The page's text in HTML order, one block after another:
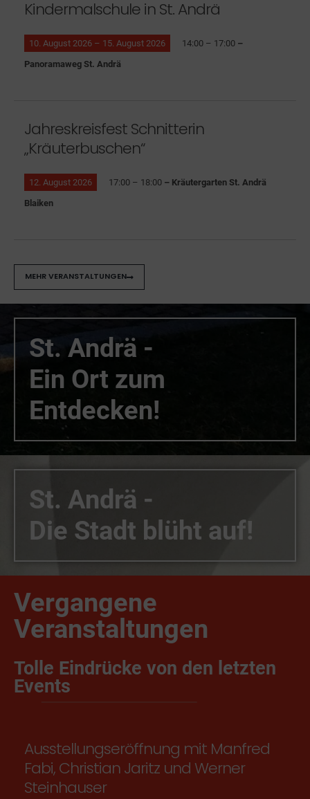
Kindermalschule in St. Andrä
10. August 2026 – 15. August 2026 14:00 – 17:00 –
Panoramaweg St. Andrä
Jahreskreisfest Schnitterin
„Kräuterbuschen“
12. August 2026 17:00 – 18:00 – Kräutergarten St. Andrä
Blaiken
MEHR VERANSTALTUNGEN
St. Andrä -
Ein Ort zum
Entdecken!
St. Andrä -
Die Stadt blüht auf!
Vergangene
Veranstaltungen
Tolle Eindrücke von den letzten
Events
Ausstellungseröffnung mit Manfred
Fabi, Christian Jaritz und Werner
Steinhauser